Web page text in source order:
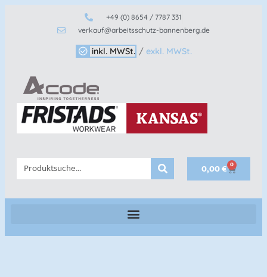
+49 (0) 8654 / 7787 331
verkauf@arbeitsschutz-bannenberg.de
inkl. MWSt. / exkl. MWSt.
0,00€ 0